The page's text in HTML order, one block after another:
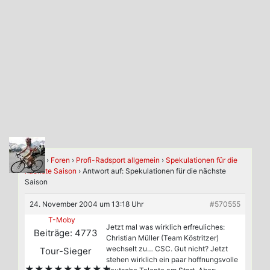
Home › Foren › Profi-Radsport allgemein › Spekulationen für die
nächste Saison › Antwort auf: Spekulationen für die nächste
Saison
24. November 2004 um 13:18 Uhr
#570555
T-Moby
Beiträge: 4773
Tour-Sieger
Jetzt mal was wirklich erfreuliches:
Christian Müller (Team Köstritzer)
wechselt zu… CSC. Gut nicht? Jetzt
stehen wirklich ein paar hoffnungsvolle